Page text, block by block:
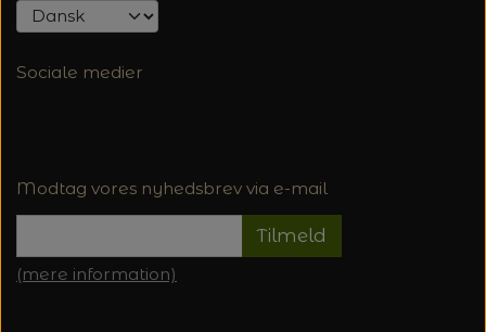
Sociale medier
Modtag vores nyhedsbrev via e-mail
Tilmeld
(mere information)